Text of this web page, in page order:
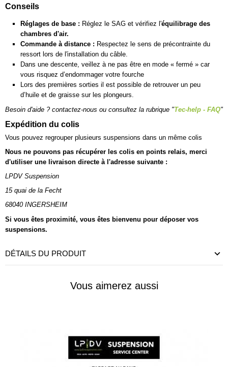
Conseils
Réglages de base : Réglez le SAG et vérifiez l'équilibrage des
chambres d'air.
Commande à distance : Respectez le sens de précontrainte du
ressort lors de l'installation du câble.
Dans une descente, veillez à ne pas être en mode « fermé » car
vous risquez d’endommager votre fourche
Lors des premières sorties il est possible de retrouver un peu
d’huile et de graisse sur les plongeurs.
Besoin d'aide ? contactez-nous ou consultez la rubrique "Tec-help - FAQ"
Expédition du colis
Vous pouvez regrouper plusieurs suspensions dans un même colis
Nous ne pouvons pas récupérer les colis en points relais, merci
d'utiliser une livraison directe à l'adresse suivante :
LPDV Suspension
15 quai de la Fecht
68040 INGERSHEIM
Si vous êtes proximité, vous êtes bienvenu pour déposer vos
suspensions.
DÉTAILS DU PRODUIT
Vous aimerez aussi